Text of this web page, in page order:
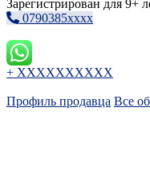
Зарегистрирован для 9+
0790385xxxx
+ XXXXXXXXXX
Профиль продавца Все